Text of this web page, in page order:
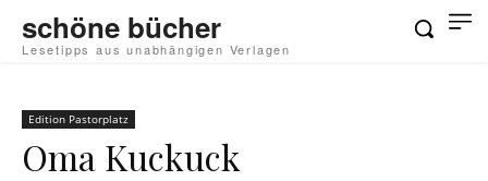
schöne bücher
Lesetipps aus unabhängigen Verlagen
Edition Pastorplatz
Oma Kuckuck